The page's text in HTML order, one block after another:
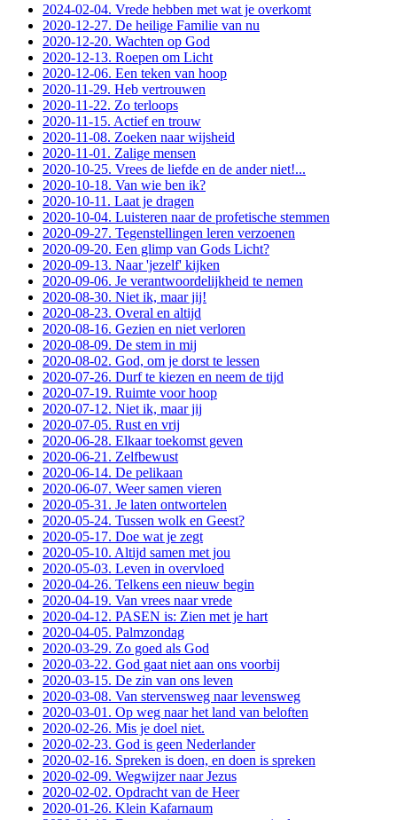
2024-02-04. Vrede hebben met wat je overkomt
2020-12-27. De heilige Familie van nu
2020-12-20. Wachten op God
2020-12-13. Roepen om Licht
2020-12-06. Een teken van hoop
2020-11-29. Heb vertrouwen
2020-11-22. Zo terloops
2020-11-15. Actief en trouw
2020-11-08. Zoeken naar wijsheid
2020-11-01. Zalige mensen
2020-10-25. Vrees de liefde en de ander niet!...
2020-10-18. Van wie ben ik?
2020-10-11. Laat je dragen
2020-10-04. Luisteren naar de profetische stemmen
2020-09-27. Tegenstellingen leren verzoenen
2020-09-20. Een glimp van Gods Licht?
2020-09-13. Naar 'jezelf' kijken
2020-09-06. Je verantwoordelijkheid te nemen
2020-08-30. Niet ik, maar jij!
2020-08-23. Overal en altijd
2020-08-16. Gezien en niet verloren
2020-08-09. De stem in mij
2020-08-02. God, om je dorst te lessen
2020-07-26. Durf te kiezen en neem de tijd
2020-07-19. Ruimte voor hoop
2020-07-12. Niet ik, maar jij
2020-07-05. Rust en vrij
2020-06-28. Elkaar toekomst geven
2020-06-21. Zelfbewust
2020-06-14. De pelikaan
2020-06-07. Weer samen vieren
2020-05-31. Je laten ontwortelen
2020-05-24. Tussen wolk en Geest?
2020-05-17. Doe wat je zegt
2020-05-10. Altijd samen met jou
2020-05-03. Leven in overvloed
2020-04-26. Telkens een nieuw begin
2020-04-19. Van vrees naar vrede
2020-04-12. PASEN is: Zien met je hart
2020-04-05. Palmzondag
2020-03-29. Zo goed als God
2020-03-22. God gaat niet aan ons voorbij
2020-03-15. De zin van ons leven
2020-03-08. Van stervensweg naar levensweg
2020-03-01. Op weg naar het land van beloften
2020-02-26. Mis je doel niet.
2020-02-23. God is geen Nederlander
2020-02-16. Spreken is doen, en doen is spreken
2020-02-09. Wegwijzer naar Jezus
2020-02-02. Opdracht van de Heer
2020-01-26. Klein Kafarnaum